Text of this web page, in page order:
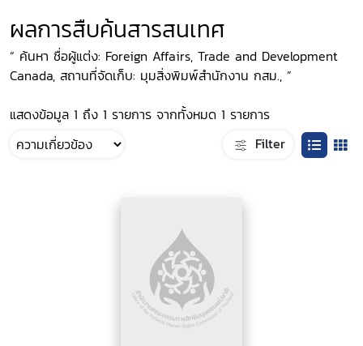
ผลการสืบค้นสารสนเทศ
“ ค้นหา ชื่อผู้แต่ง: Foreign Affairs, Trade and Development
Canada, สถานที่จัดเก็บ: มุมสิ่งพิมพ์สำนักงาน กสม., ”
แสดงข้อมูล 1 ถึง 1 รายการ จากทั้งหมด 1 รายการ
Filter